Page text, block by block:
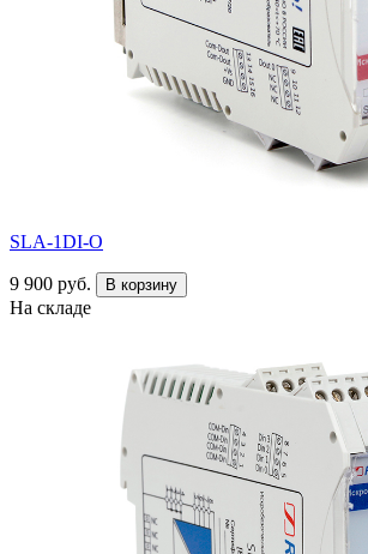
SLA-1DI-O
9 900 руб. В корзину
На складе